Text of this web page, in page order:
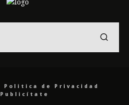
Politica de Privacidad
Publicítate